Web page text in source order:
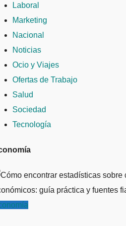
Laboral
Marketing
Nacional
Noticias
Ocio y Viajes
Ofertas de Trabajo
Salud
Sociedad
Tecnología